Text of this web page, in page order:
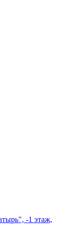
-1 этаж,